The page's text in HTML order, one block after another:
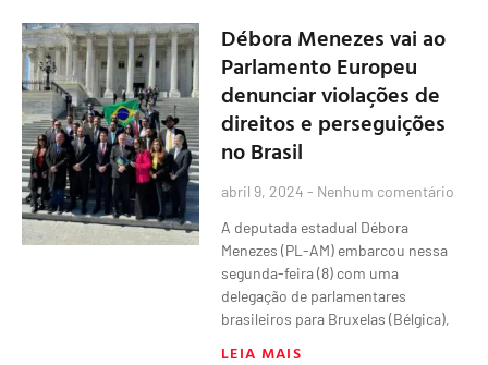
Débora Menezes vai ao
Parlamento Europeu
denunciar violações de
direitos e perseguições
no Brasil
abril 9, 2024 Nenhum comentário
A deputada estadual Débora
Menezes (PL-AM) embarcou nessa
segunda-feira (8) com uma
delegação de parlamentares
brasileiros para Bruxelas (Bélgica),
LEIA MAIS